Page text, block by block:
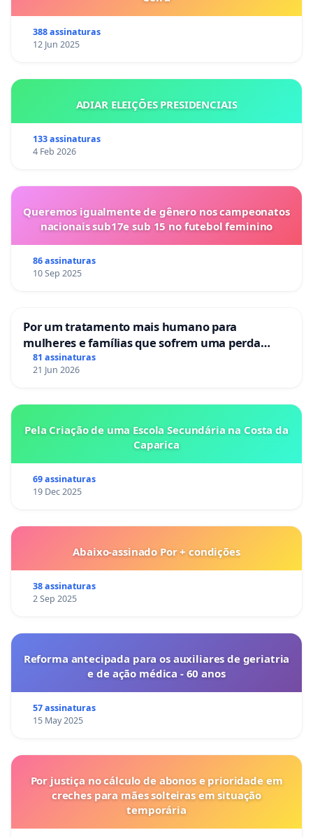
388 assinaturas
12 Jun 2025
ADIAR ELEIÇÕES PRESIDENCIAIS
133 assinaturas
4 Feb 2026
Queremos igualmente de gênero nos campeonatos
nacionais sub17e sub 15 no futebol feminino
86 assinaturas
10 Sep 2025
Por um tratamento mais humano para
mulheres e famílias que sofrem uma perda
gestacional nos hospitais portugueses
81 assinaturas
21 Jun 2026
Pela Criação de uma Escola Secundária na Costa da
Caparica
69 assinaturas
19 Dec 2025
Abaixo-assinado Por + condições
38 assinaturas
2 Sep 2025
Reforma antecipada para os auxiliares de geriatria
e de ação médica - 60 anos
57 assinaturas
15 May 2025
Por justiça no cálculo de abonos e prioridade em
creches para mães solteiras em situação
temporária